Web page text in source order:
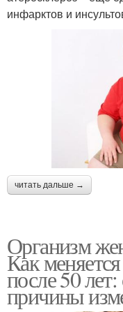
инфарктов и
читать дальше →
Организм
Как
после 50
причины